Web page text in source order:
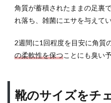
角質が蓄積されたままの足裏
れ落ち、雑菌にエサを与えて
2週間に1回程度を目安に角質
の柔軟性を保つことにも臭い
靴のサイズをチ